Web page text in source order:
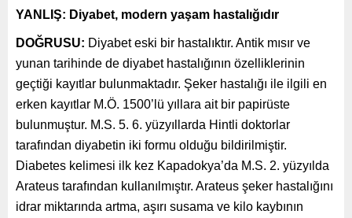
YANLIŞ: Diyabet, modern yaşam hastalığıdır
DOĞRUSU: Diyabet eski bir hastalıktır. Antik mısır ve
yunan tarihinde de diyabet hastalığının özelliklerinin
geçtiği kayıtlar bulunmaktadır. Şeker hastalığı ile ilgili en
erken kayıtlar M.Ö. 1500’lü yıllara ait bir papirüste
bulunmuştur. M.S. 5. 6. yüzyıllarda Hintli doktorlar
tarafından diyabetin iki formu olduğu bildirilmiştir.
Diabetes kelimesi ilk kez Kapadokya’da M.S. 2. yüzyılda
Arateus tarafından kullanılmıştır. Arateus şeker hastalığını
idrar miktarında artma, aşırı susama ve kilo kaybının